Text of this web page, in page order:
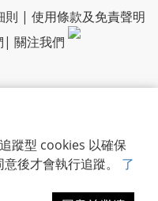
蹤型 cookies 以確保
後才會執行追蹤。 了
則 | 使用條款及免責聲明
| 關注我們